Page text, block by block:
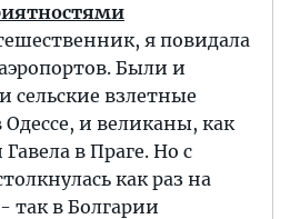
я повидала
Были и
сельские взлетные
и великаны, как
в Праге. Но с
как раз на
так в Болгарии